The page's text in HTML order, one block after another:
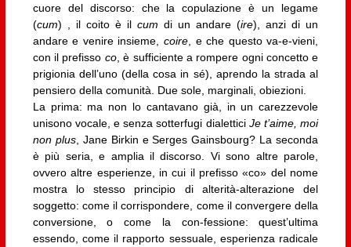
cuore del discorso: che la copula­zione è un legame
(cum) , il coito è il cumdi un andare (ire), anzi di un
andare e venire insieme, coire , e che questo va-e-vieni,
con il prefisso co, è sufficiente a rompere ogni concetto e
prigionia dell’uno (della cosa in ­sé), aprendo la strada al
pensiero della co­munità. Due sole, marginali, obiezioni.
La prima: ma non lo cantavano già, in un carezzevole
unisono vocale, e senza sotter­fugi dialettici Je t’aime, moi
non plus, Jane Birkin e Serges Gainsbourg? La seconda
è più seria, e amplia il discorso. Vi sono altre parole,
ovvero altre esperienze, in cui il prefisso «co» del nome
mostra lo stesso principio di alterità-alterazione del
sogget­to: come il corrispondere, come il conver­gere della
conversione, o come la con-fes­sione: quest’ultima
essendo, come il rap­porto sessuale, esperienza radicale